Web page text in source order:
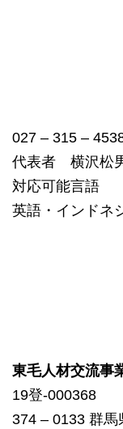
027 – 315 –
代表者 横沢松
対応可能言語
英語・インドネ
東毛人材交流事
19登-000368
374 – 0133 群馬